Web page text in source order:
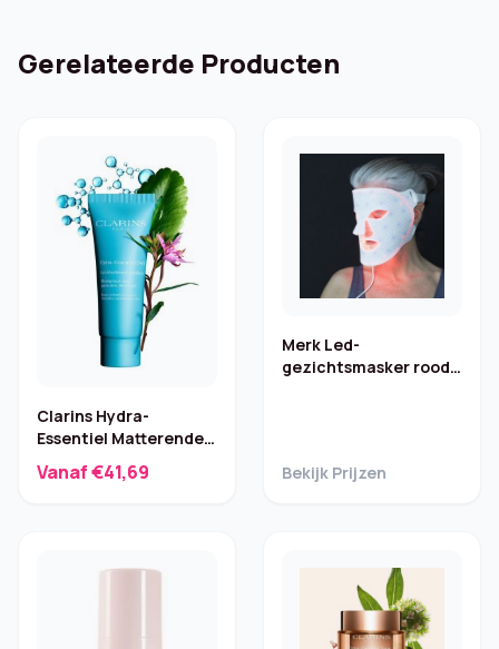
Gerelateerde Producten
Clarins Hydra-
Essentiel Matterende
Dagcrème
Vanaf €41,69
Merk Led-
gezichtsmasker rood
Bekijk Prijzen